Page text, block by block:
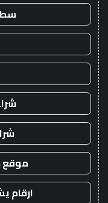
موقع
ارقام